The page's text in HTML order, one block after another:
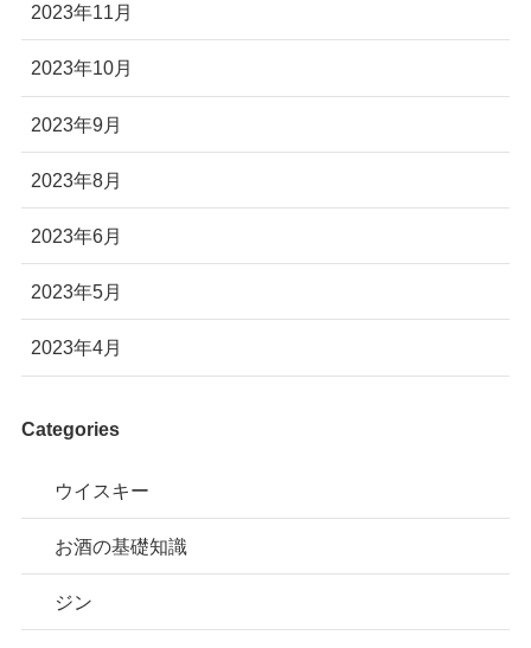
2023年11月
2023年10月
2023年9月
2023年8月
2023年6月
2023年5月
2023年4月
Categories
ウイスキー
お酒の基礎知識
ジン